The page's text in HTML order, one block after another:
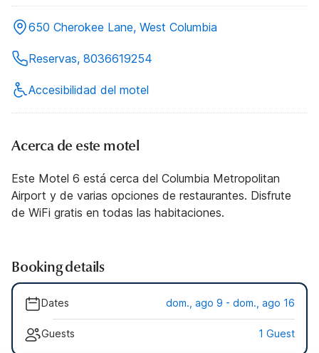
650 Cherokee Lane, West Columbia
Reservas, 8036619254
Accesibilidad del motel
Acerca de este motel
Este Motel 6 está cerca del Columbia Metropolitan
Airport y de varias opciones de restaurantes. Disfrute
de WiFi gratis en todas las habitaciones.
Booking details
Dates dom., ago 9 - dom., ago 16
Guests 1 Guest